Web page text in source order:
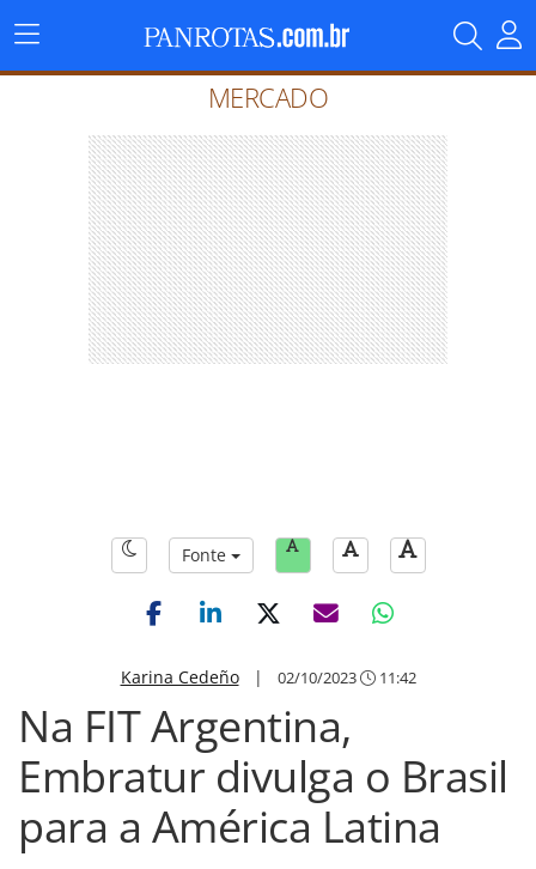
Menu
Principal
MERCADO
Fonte
Karina Cedeño| 02/10/2023 11:42
Na FIT Argentina,
Embratur divulga o Brasil
para a América Latina